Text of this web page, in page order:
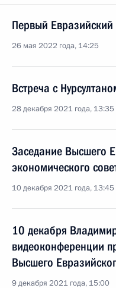
Первый
26 мая 2022 года, 14:25
Встреча с
28 декабря 2021 года, 13:35
Заседание Высшего
экономического
10 декабря 2021 года, 13:45
10 декабря
видеоконференции
Высшего
9 декабря 2021 года, 15:00